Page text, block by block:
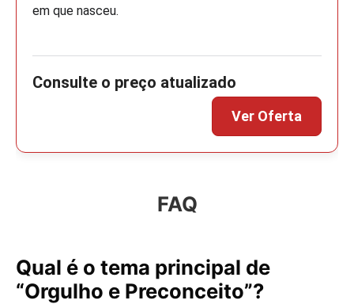
em que nasceu.
FAQ
Qual é o tema principal de
“Orgulho e Preconceito”?